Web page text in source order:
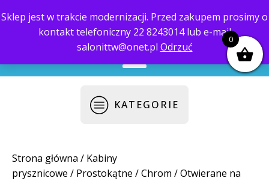
Sklep jest w trakcie modernizacji. Przed zakupem prosimy o
kontakt telefoniczny 22 8243014 lub e-mail
salonittw@onet.pl Odrzuć
biuro@saloni.pl 22 559-10-50
KATEGORIE
Strona główna / Kabiny
prysznicowe / Prostokątne /Chrom /Otwierane na
0